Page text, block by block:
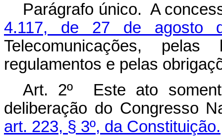
Parágrafo único. A
4.117, de 27 de agosto
Telecomunicações,
regulamentos e pelas
Art. 2º Este ato
deliberação do Congresso
art. 223, § 3º, da Constituição.